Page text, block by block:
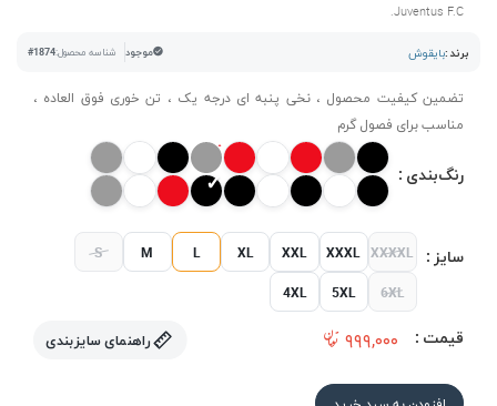
.Juventus F.C
برند :بایقوش موجود شناسه محصول:#1874
تضمین کیفیت محصول ، نخی پنبه ای درجه یک ، تن خوری فوق العاده ،
مناسب برای فصول گرم
رنگ‌بندی :
سایز : S M L XL XXL XXXL XXXXL
4XL 5XL 6XL
قیمت : ۹۹۹,۰۰۰ راهنمای سایزبندی